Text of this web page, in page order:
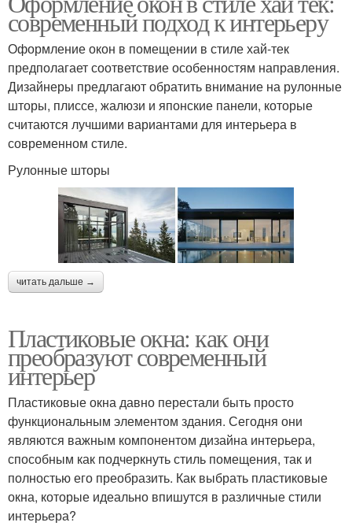
современный подход к интерьеру
Оформление окон в помещении в стиле хай-тек
предполагает соответствие особенностям направления.
Дизайнеры предлагают обратить внимание на рулонные
шторы, плиссе, жалюзи и японские панели, которые
считаются лучшими вариантами для интерьера в
современном стиле.
Рулонные шторы
читать дальше →
Пластиковые окна: как они
преобразуют современный
интерьер
Пластиковые окна давно перестали быть просто
функциональным элементом здания. Сегодня они
являются важным компонентом дизайна интерьера,
способным как подчеркнуть стиль помещения, так и
полностью его преобразить. Как выбрать пластиковые
окна, которые идеально впишутся в различные стили
интерьера?